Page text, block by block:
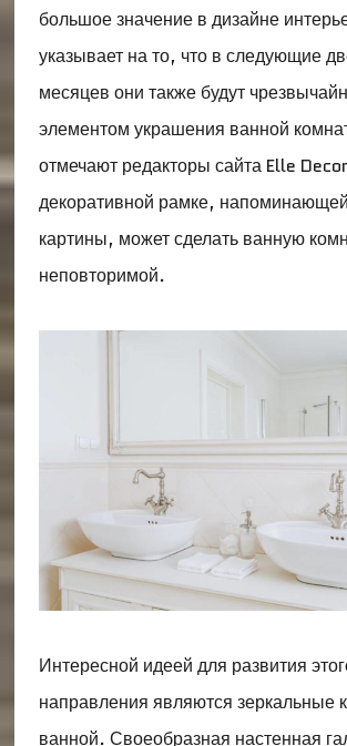
большое значение в дизайне
указывает на то, что в следующие
месяцев они также будут
элементом украшения ванной
отмечают редакторы сайта Elle
декоративной рамке,
картины, может сделать ванную
неповторимой.
Интересной идеей для развития
направления являются зеркальные
ванной. Своеобразная настенная